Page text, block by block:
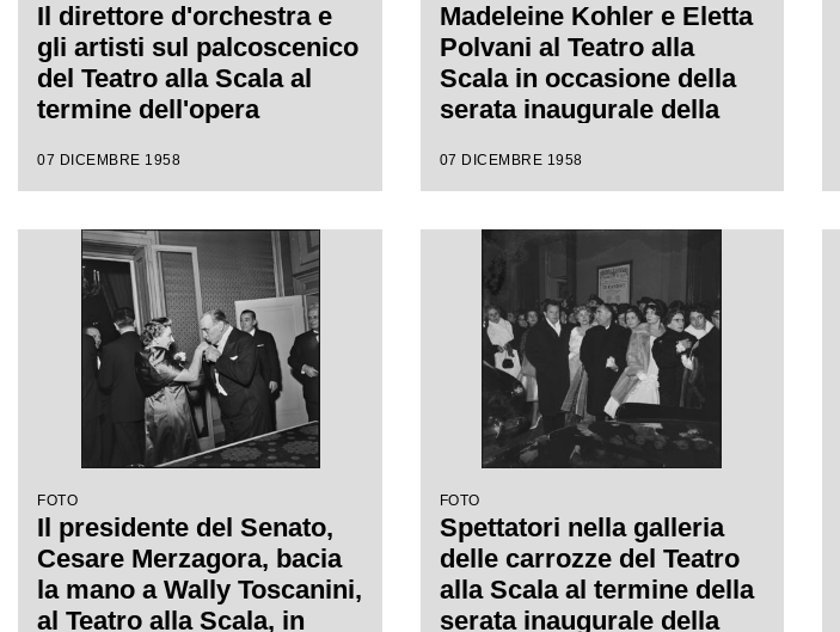
Il direttore d'orchestra e
gli artisti sul palcoscenico
del Teatro alla Scala al
termine dell'opera
Puccini, diretta da
regia di Margherita
Wallmann, che inaugura la
stagione lirica 1958-1959
07 DICEMBRE 1958
Madeleine Kohler e Eletta
Polvani al Teatro alla
Scala in occasione della
serata inaugurale della
con l'opera "Turandot", di
da Antonino Votto con la
regia di Margherita
Wallmann
07 DICEMBRE 1958
FOTO
Il presidente del Senato,
Cesare Merzagora, bacia
la mano a Wally Toscanini,
al Teatro alla Scala, in
FOTO
Spettatori nella galleria
delle carrozze del Teatro
alla Scala al termine della
serata inaugurale della